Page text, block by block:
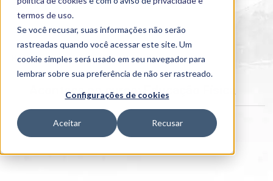
termos de uso.
Se você recusar, suas informações não serão
rastreadas quando você acessar este site. Um
cookie simples será usado em seu navegador para
lembrar sobre sua preferência de não ser rastreado.
Configurações de cookies
Aceitar Recusar
Home > Institucional >Acontece
Acontece no curso: Educação Física